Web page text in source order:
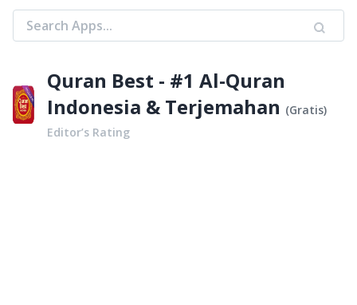
Quran Best - #1 Al-Quran
Indonesia & Terjemahan (Gratis)
Editor’s Rating